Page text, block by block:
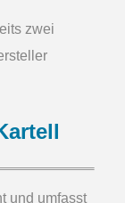
zwei
und umfasst